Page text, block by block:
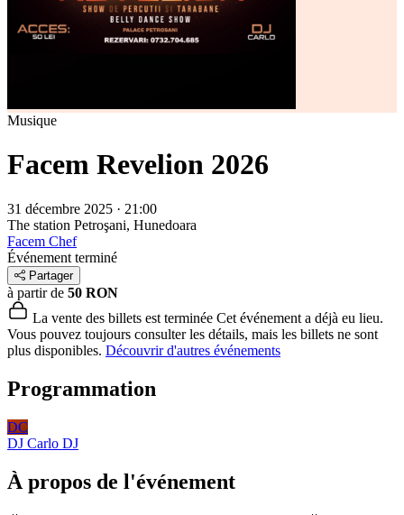
Musique
Facem Revelion 2026
31 décembre 2025 · 21:00
The station Petroşani, Hunedoara
Facem Chef
Événement terminé
Partager
à partir de 50 RON
La vente des billets est terminée Cet événement a déjà eu lieu.
Vous pouvez toujours consulter les détails, mais les billets ne sont
plus disponibles. Découvrir d'autres événements
Programmation
DC
DJ Carlo DJ
À propos de l'événement